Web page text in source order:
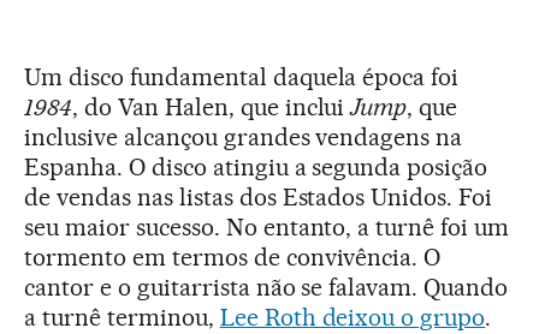
Um disco fundamental daquela época foi
1984, do Van Halen, que incluiJump, que
inclusive alcançou grandes vendagens na
Espanha. O disco atingiu a segunda posição
de vendas nas listas dos Estados Unidos. Foi
seu maior sucesso. No entanto, a turnê foi um
tormento em termos de convivência. O
cantor e o guitarrista não se falavam. Quando
a turnê terminou, Lee Roth deixou o grupo.